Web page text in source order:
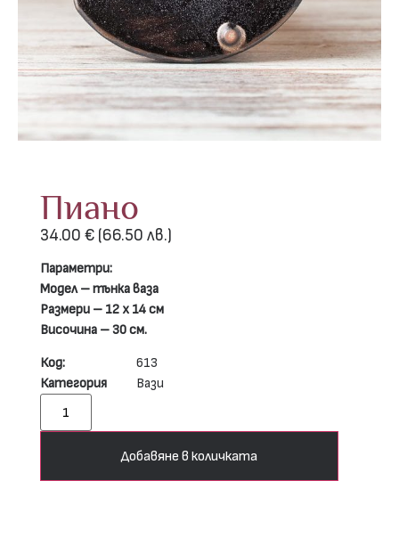
Пиано
34.00 € (66.50 лв.)
Параметри:
Модел – тънка ваза
Размери – 12 х 14 см
Височина – 30 см.
Код:
613
Категория
Вази
Добавяне в количката